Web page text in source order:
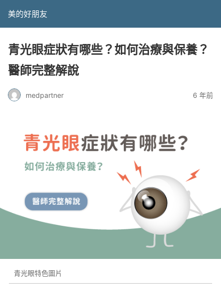
美的好朋友
青光眼症狀有哪些？如何治療與保養？
醫師完整解說
medpartner 6 年前
青光眼特色圖片